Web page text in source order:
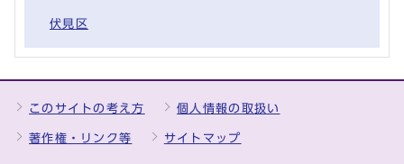
伏見区
このサイトの考え方 個人情報の取扱い
著作権・リンク等 サイトマップ